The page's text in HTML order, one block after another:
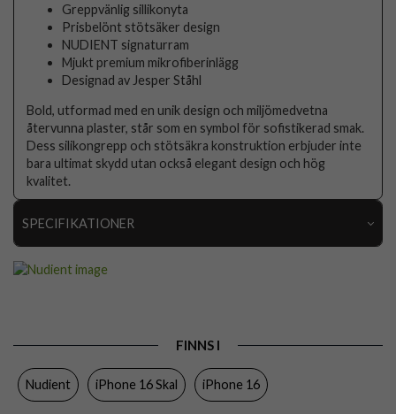
Greppvänlig sillikonyta
Prisbelönt stötsäker design
NUDIENT signaturram
Mjukt premium mikrofiberinlägg
Designad av Jesper Ståhl
Bold, utformad med en unik design och miljömedvetna
återvunna plaster, står som en symbol för sofistikerad smak.
Dess silikongrepp och stötsäkra konstruktion erbjuder inte
bara ultimat skydd utan också elegant design och hög
kvalitet.
SPECIFIKATIONER
Färg
FINNS I
Nudient iPhone 16 Skal iPhone 16